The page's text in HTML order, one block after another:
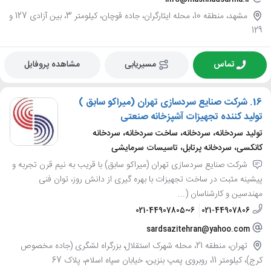
مشهد، منطقه 10، محله ایثارگران، جاده قوچان، کیلومتر 3، بین آزادی 127 و
129
تماس مسیریابی مشاهده پروفایل
16. شرکت صنایع سردسازی تهران (میراکو سابق )
تولید کننده تجهیزات آشپزخانه صنعتی
تولید سردخانه، سردخانه، ساخت سردخانه، سردخانه
کانکسی، سردخانه پرتابل، تاسیسات سرمایشی
شرکت صنایع سردسازی تهران (میراکو سابق) با قریب به نیم قرن تجربه و
پیشینه مثبت در ساخت تجهیزات با بهره گیری از دانش روز، توان فنی
مهندسین و کارشناسان (...
021-44907806
021-44907805~6
sardsazitehran@yahoo.com
تهران، منطقه 21، محله شهرک استقلال، بزرگراه لشگری (جاده مخصوص
کرج)، کیلومتر 11، روبروی پمپ بنزین، خیابان سپاه اسلام، پلاک 67